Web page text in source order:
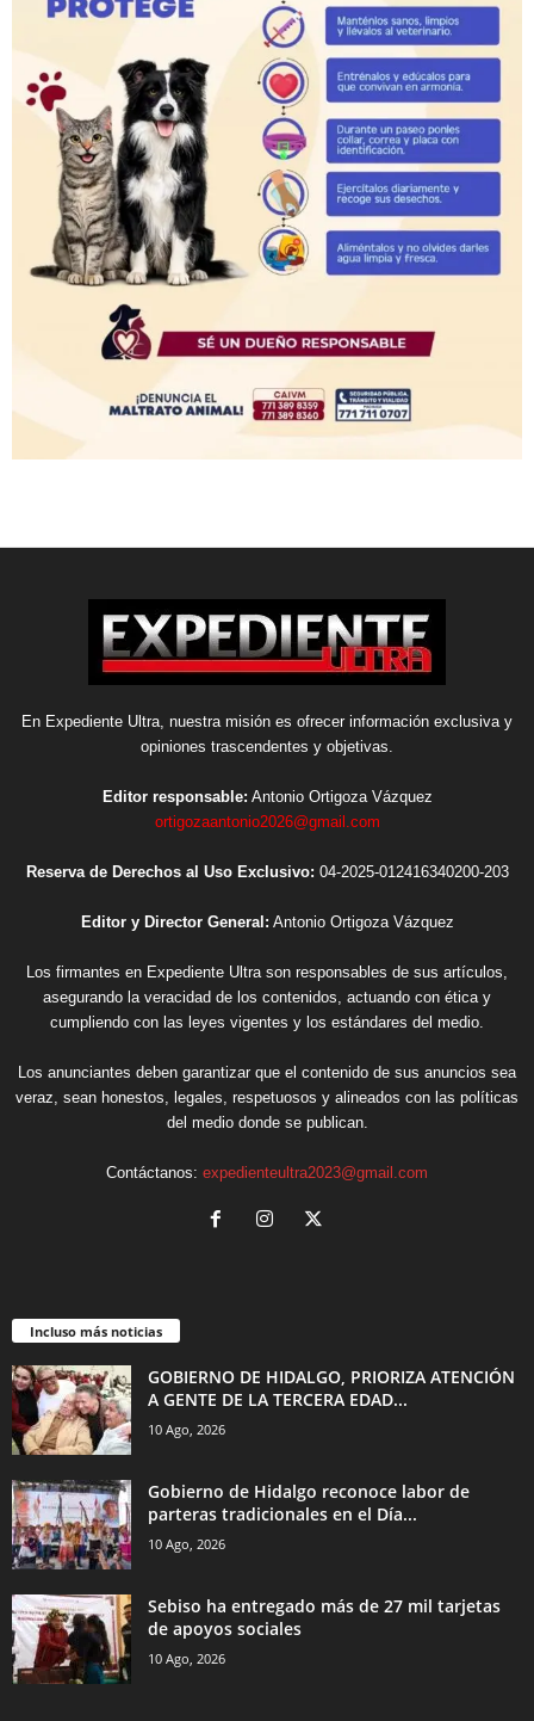
En Expediente Ultra, nuestra misión es ofrecer información exclusiva y
opiniones trascendentes y objetivas.
Editor responsable: Antonio Ortigoza Vázquez
ortigozaantonio2026@gmail.com
Reserva de Derechos al Uso Exclusivo: 04-2025-012416340200-203
Editor y Director General: Antonio Ortigoza Vázquez
Los firmantes en Expediente Ultra son responsables de sus artículos,
asegurando la veracidad de los contenidos, actuando con ética y
cumpliendo con las leyes vigentes y los estándares del medio.
Los anunciantes deben garantizar que el contenido de sus anuncios sea
veraz, sean honestos, legales, respetuosos y alineados con las políticas
del medio donde se publican.
Contáctanos: expedienteultra2023@gmail.com
Incluso más noticias
GOBIERNO DE HIDALGO, PRIORIZA ATENCIÓN
A GENTE DE LA TERCERA EDAD...
10 Ago, 2026
Gobierno de Hidalgo reconoce labor de
parteras tradicionales en el Día...
10 Ago, 2026
Sebiso ha entregado más de 27 mil tarjetas
de apoyos sociales
10 Ago, 2026